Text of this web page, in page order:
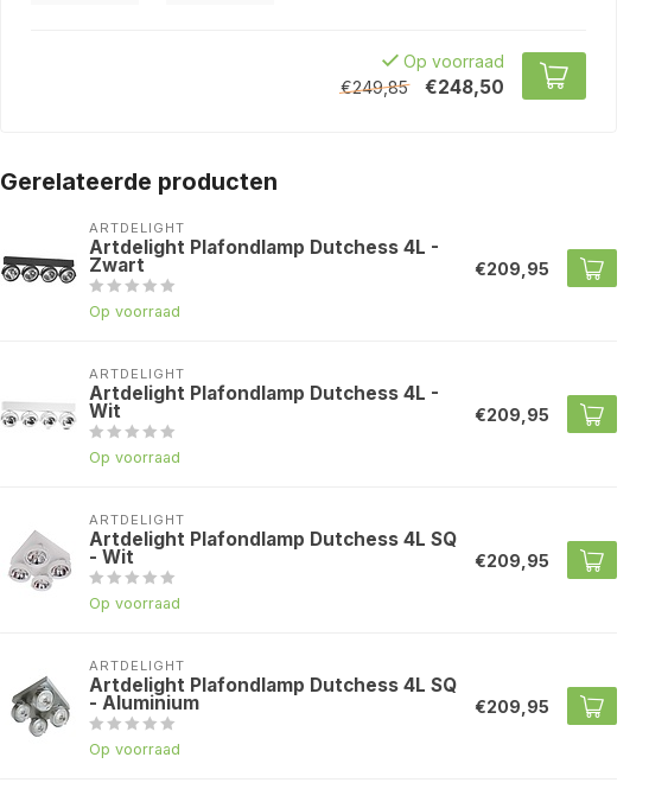
Op voorraad
€249,85
€248,50
Gerelateerde producten
ARTDELIGHT
Artdelight Plafondlamp Dutchess 4L -
Zwart
Op voorraad
€209,95
ARTDELIGHT
Artdelight Plafondlamp Dutchess 4L -
Wit
Op voorraad
€209,95
ARTDELIGHT
Artdelight Plafondlamp Dutchess 4L SQ
- Wit
Op voorraad
€209,95
ARTDELIGHT
Artdelight Plafondlamp Dutchess 4L SQ
- Aluminium
Op voorraad
€209,95